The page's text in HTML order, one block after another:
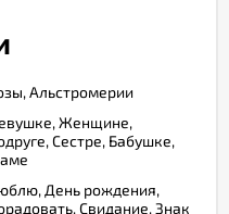
Альстромерии
Женщине,
Сестре, Бабушке,
День рождения,
Свидание, Знак